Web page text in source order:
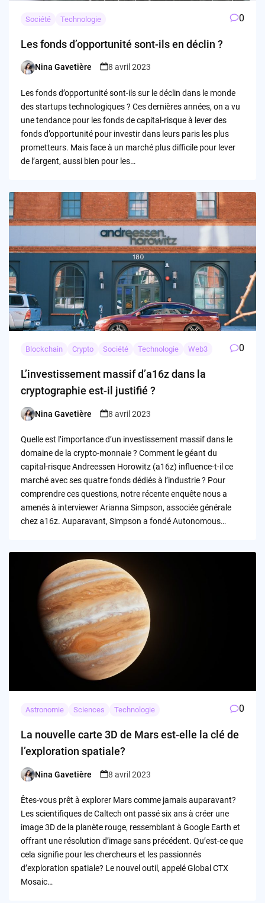
Société Technologie 0
Les fonds d’opportunité sont-ils en déclin ?
Posted
Nina Gavetière 8 avril 2023
Les fonds d’opportunité sont-ils sur le déclin dans le monde
des startups technologiques ? Ces dernières années, on a vu
une tendance pour les fonds de capital-risque à lever des
fonds d’opportunité pour investir dans leurs paris les plus
prometteurs. Mais face à un marché plus difficile pour lever
de l’argent, aussi bien pour les…
Blockchain Crypto Société Technologie Web3 0
L’investissement massif d’a16z dans la
cryptographie est-il justifié ?
Posted
Nina Gavetière 8 avril 2023
Quelle est l’importance d’un investissement massif dans le
domaine de la crypto-monnaie ? Comment le géant du
capital-risque Andreessen Horowitz (a16z) influence-t-il ce
marché avec ses quatre fonds dédiés à l’industrie ? Pour
comprendre ces questions, notre récente enquête nous a
amenés à interviewer Arianna Simpson, associée générale
chez a16z. Auparavant, Simpson a fondé Autonomous…
Astronomie Sciences Technologie 0
La nouvelle carte 3D de Mars est-elle la clé de
l’exploration spatiale?
Posted
Nina Gavetière 8 avril 2023
Êtes-vous prêt à explorer Mars comme jamais auparavant?
Les scientifiques de Caltech ont passé six ans à créer une
image 3D de la planète rouge, ressemblant à Google Earth et
offrant une résolution d’image sans précédent. Qu’est-ce que
cela signifie pour les chercheurs et les passionnés
d’exploration spatiale? Le nouvel outil, appelé Global CTX
Mosaic…